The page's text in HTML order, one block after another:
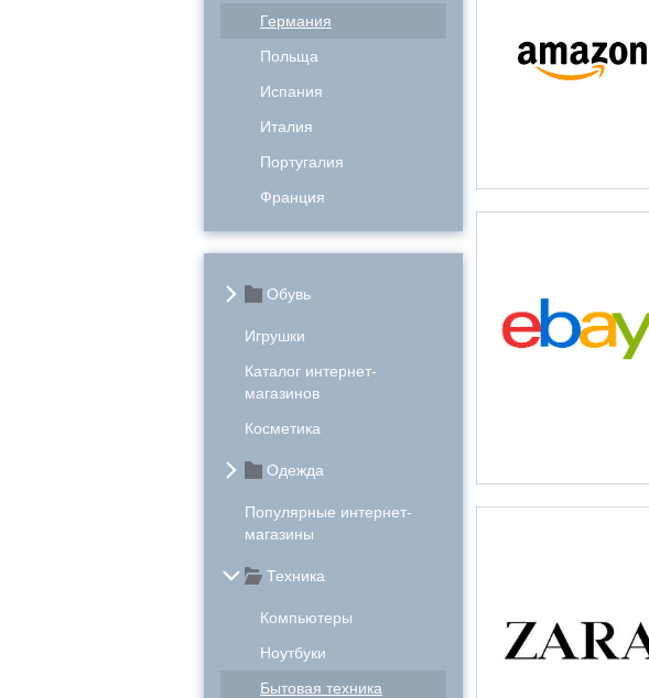
Германия
Польща
Испания
Италия
Португалия
Франция
Обувь
Игрушки
Каталог интернет-
магазинов
Косметика
Одежда
Популярные интернет-
магазины
Техника
Компьютеры
Ноутбуки
Бытовая техника